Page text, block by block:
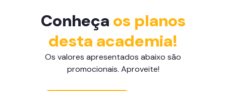
Conheça os planos
desta academia!
Os valores apresentados abaixo são
promocionais. Aproveite!